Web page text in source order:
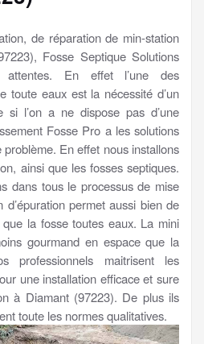
de réparation de min-station
Fosse Septique Solutions
En effet l’une des
toute eaux est la nécessité d’un
si l’on a ne dispose pas d’une
Fosse Pro a les solutions
En effet nous installons
ainsi que les fosses septiques.
dans tous le processus de mise
permet aussi bien de
la fosse toutes eaux. La mini
gourmand en espace que la
professionnels maitrisent les
une installation efficace et sure
à Diamant (97223). De plus ils
toute les normes qualitatives.